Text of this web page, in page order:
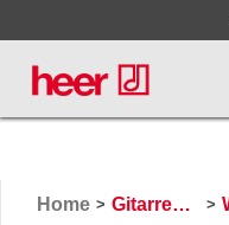
Home > Gitarren / Zupfinstrumente >